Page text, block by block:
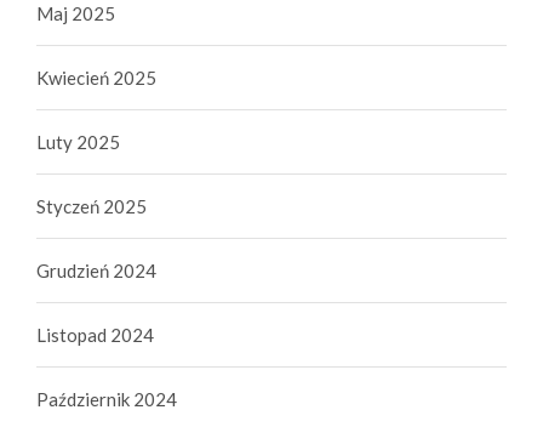
Maj 2025
Kwiecień 2025
Luty 2025
Styczeń 2025
Grudzień 2024
Listopad 2024
Październik 2024